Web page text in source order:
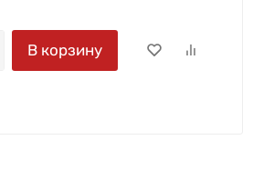
В корзину